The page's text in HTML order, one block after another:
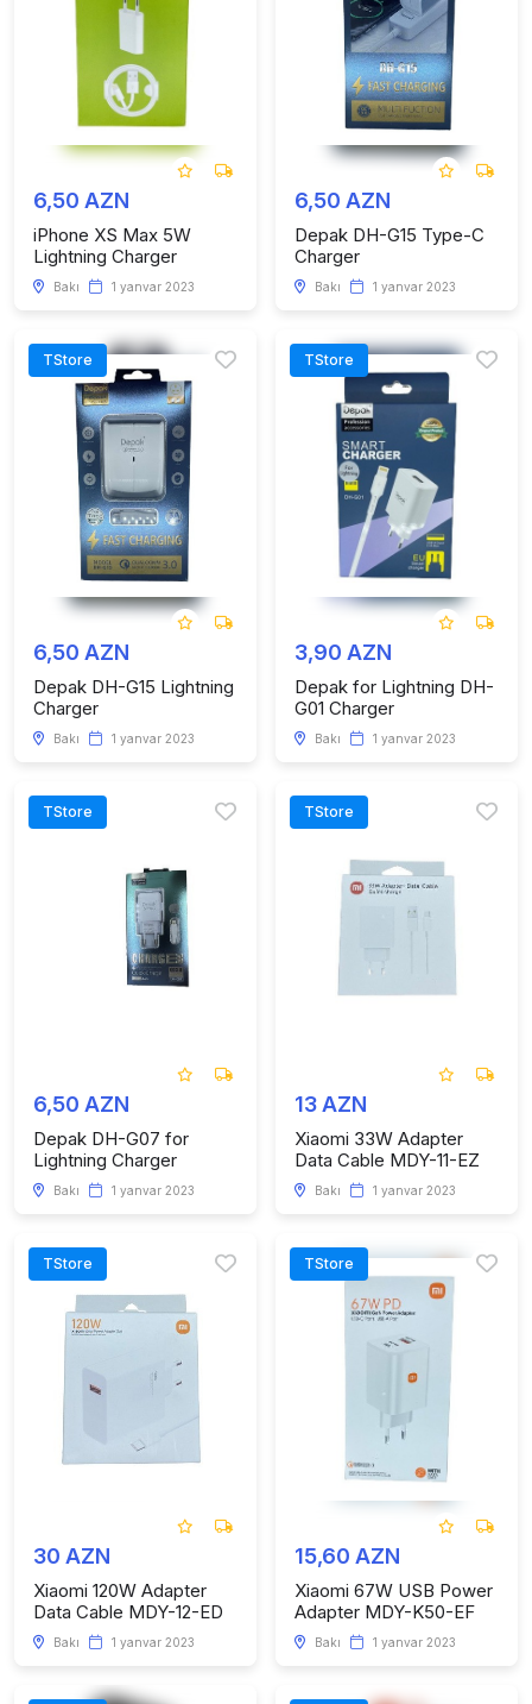
6,50 AZN
iPhone XS Max 5W
Lightning Charger
Bakı 1 yanvar 2023
6,50 AZN
Depak DH-G15 Type-C
Charger
Bakı 1 yanvar 2023
TStore
6,50 AZN
Depak DH-G15 Lightning
Charger
Bakı 1 yanvar 2023
TStore
3,90 AZN
Depak for Lightning DH-
G01 Charger
Bakı 1 yanvar 2023
TStore
6,50 AZN
Depak DH-G07 for
Lightning Charger
Bakı 1 yanvar 2023
TStore
13 AZN
Xiaomi 33W Adapter
Data Cable MDY-11-EZ
Bakı 1 yanvar 2023
TStore
30 AZN
Xiaomi 120W Adapter
Data Cable MDY-12-ED
Bakı 1 yanvar 2023
TStore
15,60 AZN
Xiaomi 67W USB Power
Adapter MDY-K50-EF
Bakı 1 yanvar 2023